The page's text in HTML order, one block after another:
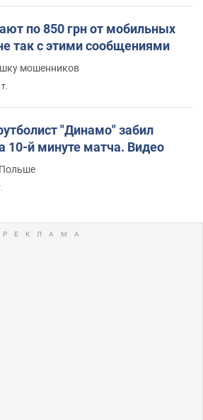
по 850 грн от мобильных
так с этими сообщениями
мошенников
"Динамо" забил
10-й минуте матча. Видео